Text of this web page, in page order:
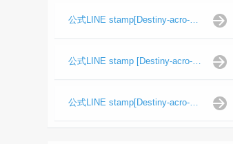
公式LINE stamp[Destiny-acro-日向よし代表代行]
公式LINE stamp [Destiny-acro-波旬]
公式LINE stamp[Destiny-acro-天照陽]